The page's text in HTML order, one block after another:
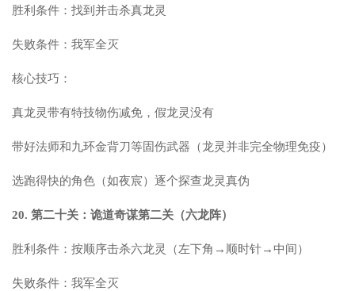
胜利条件：找到并击杀真龙灵
失败条件：我军全灭
核心技巧：
真龙灵带有特技物伤减免，假龙灵没有
带好法师和九环金背刀等固伤武器（龙灵并非完全物理免疫）
选跑得快的角色（如夜宸）逐个探查龙灵真伪
20. 第二十关：诡道奇谋第二关（六龙阵）
胜利条件：按顺序击杀六龙灵（左下角→顺时针→中间）
失败条件：我军全灭